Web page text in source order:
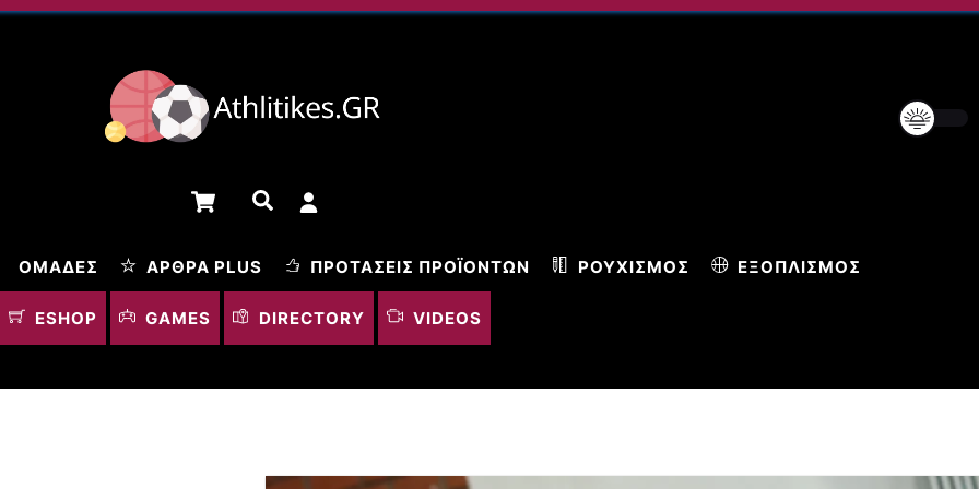
Cart Αναζήτηση
ΟΜΆΔΕΣ ΆΡΘΡΑ PLUS ΠΡΟΤΆΣΕΙΣ ΠΡΟΪΌΝΤΩΝ ΡΟΥΧΙΣΜΌΣ ΕΞΟΠΛΙΣΜΌΣ
ESHOP GAMES DIRECTORY VIDEOS